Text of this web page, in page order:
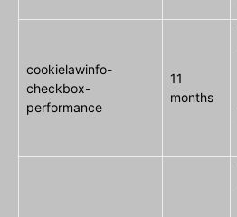
cookielawinfo-
checkbox-
performance
11
months